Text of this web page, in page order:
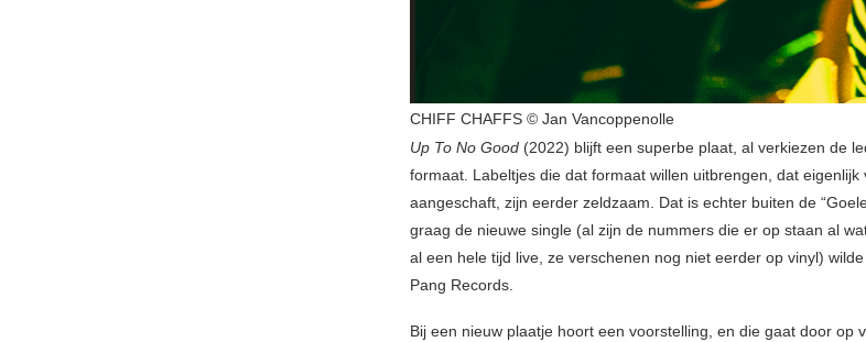
CHIFF CHAFFS © Jan Vancoppenolle
Up To No Good (2022) blijft een superbe plaat, al verkiezen de
formaat. Labeltjes die dat formaat willen uitbrengen, dat
aangeschaft, zijn eerder zeldzaam. Dat is echter buiten de
graag de nieuwe single (al zijn de nummers die er op staan al
al een hele tijd live, ze verschenen nog niet eerder op vinyl)
Pang Records.
Bij een nieuw plaatje hoort een voorstelling, en die gaat door op